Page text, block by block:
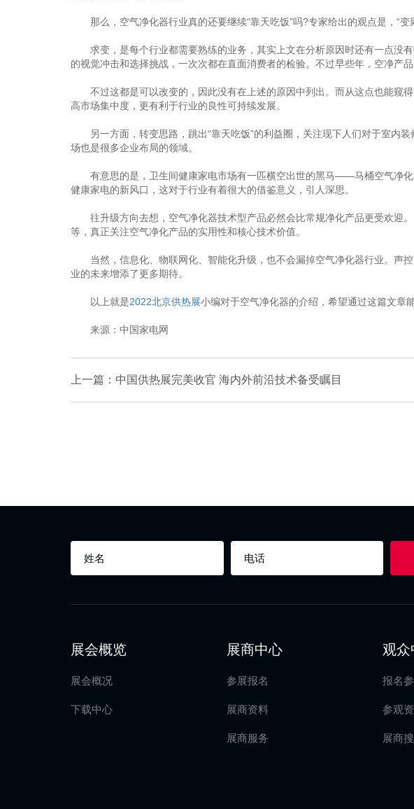
那么，空气净化器行业真的还要继续“靠天吃饭”吗?专家给出的观点是，“变
求变，是每个行业都需要熟练的业务，其实上文在分析原因时还有一点没
的视觉冲击和选择挑战，一次次都在直面消费者的检验。不过早些年，空净产
不过这都是可以改变的，因此没有在上述的原因中列出。而从这点也能窥
高市场集中度，更有利于行业的良性可持续发展。
另一方面，转变思路，跳出“靠天吃饭”的利益圈，关注现下人们对于室内
场也是很多企业布局的领域。
有意思的是，卫生间健康家电市场有一匹横空出世的黑马——马桶空气净化
健康家电的新风口，这对于行业有着很大的借鉴意义，引人深思。
往升级方向去想，空气净化器技术型产品必然会比常规净化产品更受欢迎
等，真正关注空气净化产品的实用性和核心技术价值。
当然，信息化、物联网化、智能化升级，也不会漏掉空气净化器行业。声
业的未来增添了更多期待。
以上就是2022北京供热展小编对于空气净化器的介绍，希望通过这篇文章
来源：中国家电网
上一篇：中国供热展完美收官 海内外前沿技术备受瞩目
展会概览
展会概况
下载中心
展商中心
参展报名
展商资料
展商服务
观众
报名
参观
展商